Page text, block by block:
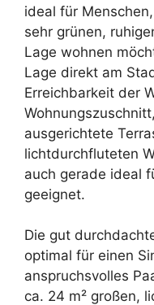
ideal für
sehr grünen,
Lage wohnen
Lage direkt am
Erreichbarkeit der
ausgerichtete
lichtdurchfluteten
auch gerade ideal
geeignet.
Die gut
optimal für einen
anspruchsvolles
ca. 24 m² großen,